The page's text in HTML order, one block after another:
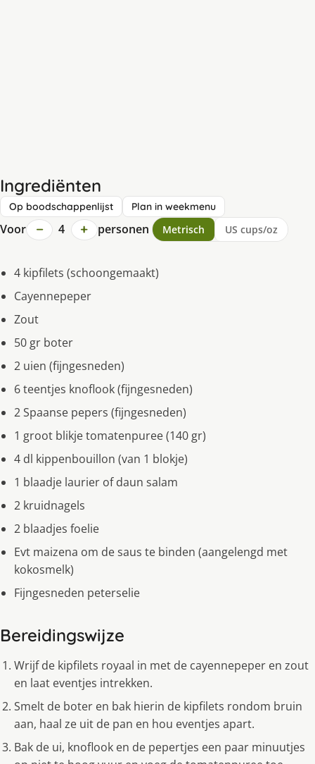
Ingrediënten
Op boodschappenlijst Plan in weekmenu
Voor − 4 + personen Metrisch US cups/oz
4 kipfilets (schoongemaakt)
Cayennepeper
Zout
50 gr boter
2 uien (fijngesneden)
6 teentjes knoflook (fijngesneden)
2 Spaanse pepers (fijngesneden)
1 groot blikje tomatenpuree (140 gr)
4 dl kippenbouillon (van 1 blokje)
1 blaadje laurier of daun salam
2 kruidnagels
2 blaadjes foelie
Evt maizena om de saus te binden (aangelengd met
kokosmelk)
Fijngesneden peterselie
Bereidingswijze
Wrijf de kipfilets royaal in met de cayennepeper en zout
en laat eventjes intrekken.
Smelt de boter en bak hierin de kipfilets rondom bruin
aan, haal ze uit de pan en hou eventjes apart.
Bak de ui, knoflook en de pepertjes een paar minuutjes